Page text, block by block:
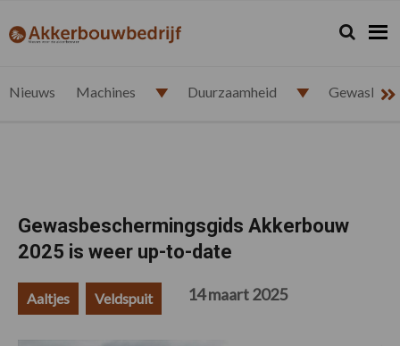
de
de
de
de
akkerbouwbedrijf.nl Zoeken...
Zoek
Nieuws Machines Duurzaamheid
Gewasbeschermingsgids Akkerbouw
2025 is weer up-to-date
Aaltjes Veldspuit 14 maart 2025